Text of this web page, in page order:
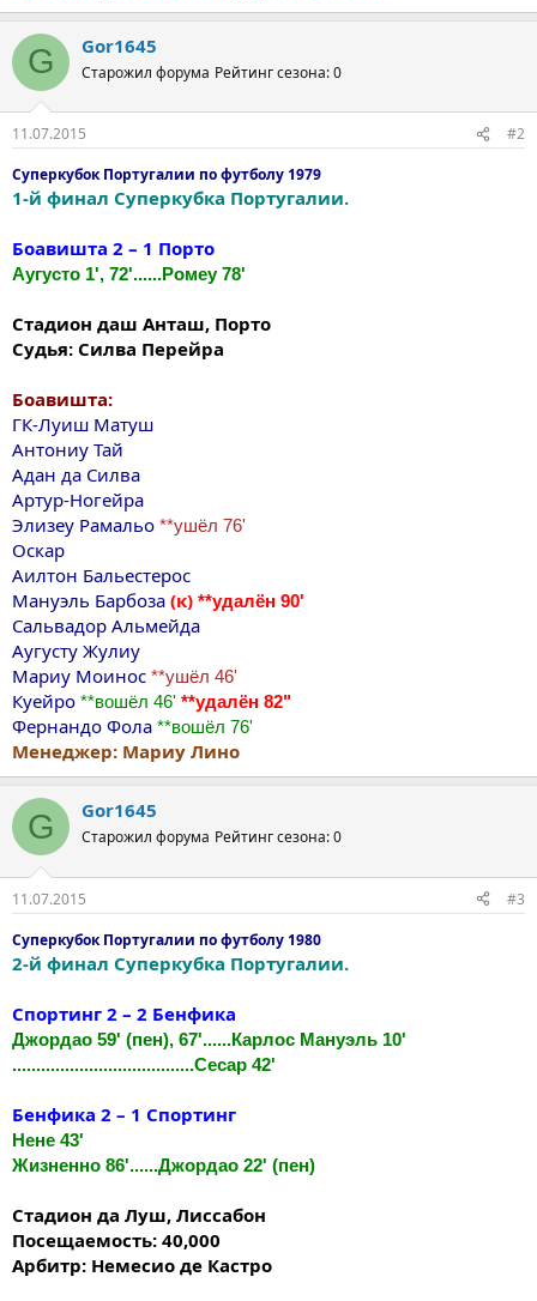
G Gor1645
Старожил форума Рейтинг сезона: 0
11.07.2015
#2
Суперкубок Португалии по футболу 1979
1-й финал Суперкубка Португалии.
Боавишта 2 – 1 Порто
Аугусто 1', 72'......Ромеу 78'
Стадион даш Анташ, Порто
Судья: Силва Перейра
Боавишта:
ГК-Луиш Матуш
Антониу Taй
Адан да Силва
Артур-Ногейра
Элизеу Рамальо **ушёл 76'
Оскар
Аилтон Бальестерос
Мануэль Барбоза (к) **удалён 90'
Сальвадор Альмейда
Аугусту Жулиу
Мариу Moинос **ушёл 46'
Куейро **вошёл 46' **удалён 82"
Фернандо Фола **вошёл 76'
Менеджер: Мариу Лино
G Gor1645
Старожил форума Рейтинг сезона: 0
11.07.2015
#3
Суперкубок Португалии по футболу 1980
2-й финал Суперкубка Португалии.
Спортинг 2 – 2 Бенфика
Джордао 59' (пен), 67'......Карлос Мануэль 10'
......................................Сесар 42'
Бенфика 2 – 1 Спортинг
Нене 43'
Жизненно 86'......Джордао 22' (пен)
Стадион да Луш, Лиссабон
Посещаемость: 40,000
Арбитр: Немесио де Кастро